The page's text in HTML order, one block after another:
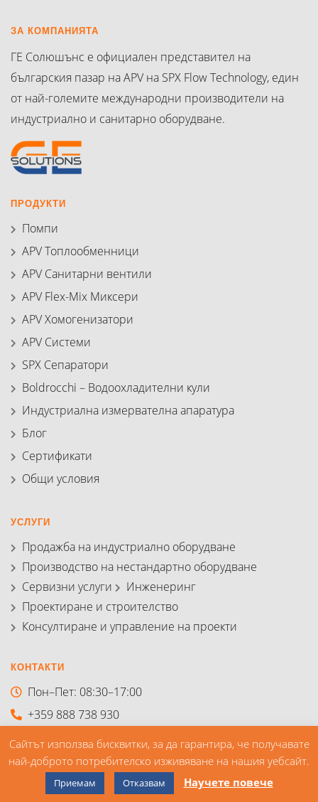
ЗА КОМПАНИЯТА
ГЕ Солюшънс е официален представител на
българския пазар на APV на SPX Flow Technology, един
от най-големите международни производители на
индустриално и санитарно оборудване.
ПРОДУКТИ
Помпи
APV Топлообменници
APV Санитарни вентили
APV Flex-Mix Миксери
APV Хомогенизатори
APV Системи
SPX Сепаратори
Boldrocchi – Водоохладителни кули
Индустриална измервателна апаратура
Блог
Сертификати
Общи условия
УСЛУГИ
Продажба на индустриално оборудване
Производство на нестандартно оборудване
Сервизни услуги
Инженеринг
Проектиране и строителство
Консултиране и управление на проекти
КОНТАКТИ
Пон–Пет: 08:30–17:00
+359 888 738 930
office@gesolutions.bg
Пишете ни
Сайтът използва бисквитки, за да гарантира, че получавате
най-доброто потребителско изживяване на нашия уебсайт.
Приемам Отказвам Научете повече